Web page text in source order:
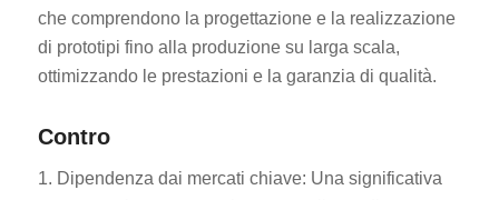
che comprendono la progettazione e la realizzazione
di prototipi fino alla produzione su larga scala,
ottimizzando le prestazioni e la garanzia di qualità.
Contro
1. Dipendenza dai mercati chiave: Una significativa